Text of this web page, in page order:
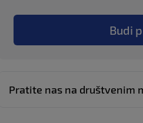
Budi
Pratite nas na društvenim